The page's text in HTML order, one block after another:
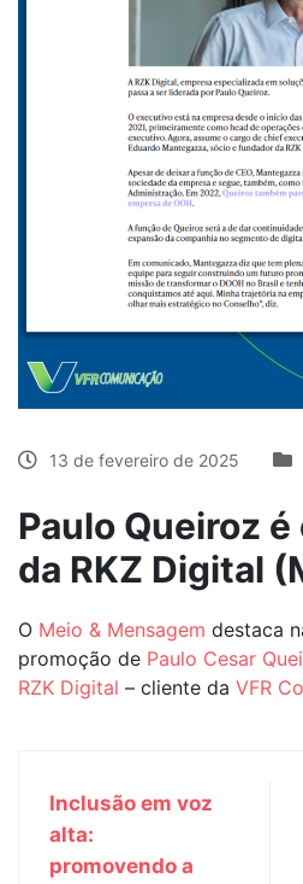
13 de fevereiro de 2025
Paulo Queiroz é
da RKZ Digital
O Meio & Mensagem destaca
promoção de Paulo Cesar
RZK Digital – cliente da VFR
Inclusão em voz
alta:
promovendo a